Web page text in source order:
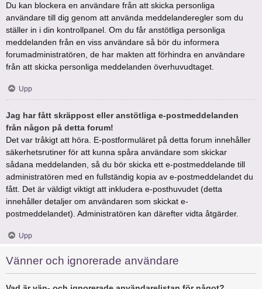
Du kan blockera en användare från att skicka personliga
användare till dig genom att använda meddelanderegler som du
ställer in i din kontrollpanel. Om du får anstötliga personliga
meddelanden från en viss användare så bör du informera
forumadministratören, de har makten att förhindra en användare
från att skicka personliga meddelanden överhuvudtaget.
Upp
Jag har fått skräppost eller anstötliga e-postmeddelanden
från någon på detta forum!
Det var tråkigt att höra. E-postformuläret på detta forum innehåller
säkerhetsrutiner för att kunna spåra användare som skickar
sådana meddelanden, så du bör skicka ett e-postmeddelande till
administratören med en fullständig kopia av e-postmeddelandet du
fått. Det är väldigt viktigt att inkludera e-posthuvudet (detta
innehåller detaljer om användaren som skickat e-
postmeddelandet). Administratören kan därefter vidta åtgärder.
Upp
Vänner och ignorerade användare